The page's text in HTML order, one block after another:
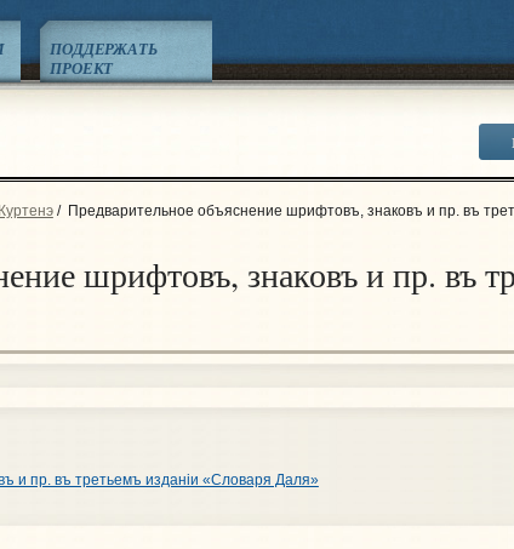
ПОДДЕРЖАТЬ
ПРОЕКТ
/ Предварительное объяснение шрифтовъ, знаковъ и пр. въ
шрифтовъ, знаковъ и пр. въ
и пр. въ третьемъ изданiи «Словаря Даля»